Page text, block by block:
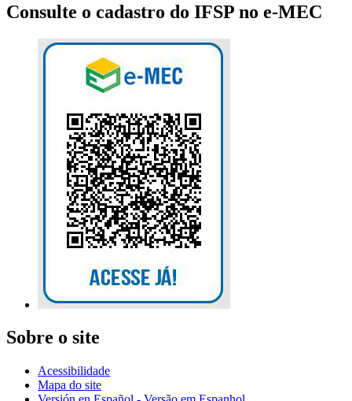
Consulte o cadastro do IFSP no e-MEC
Sobre o site
Acessibilidade
Mapa do site